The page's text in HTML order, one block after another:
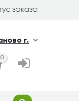
заказа
г.
0